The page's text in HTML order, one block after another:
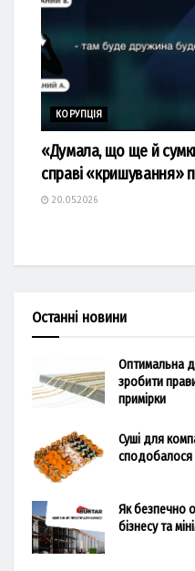
КОРУПЦІЯ
«Думала, що ще й
справі «кришування»
20.05.2026
Останні новини
Оптимальна
зробити
примірки
Суші для
сподобалося
Як безпечно
бізнесу та